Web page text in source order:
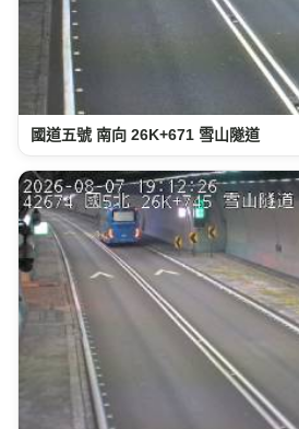
國道五號 南向 26K+671 雪山隧道